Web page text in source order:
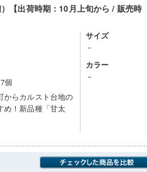
商品にのみフォーカスする
【出荷時期：10月上旬から / 販売時
個
からカルスト台地の
め！新品種「甘太
サイズ
－
カラー
－